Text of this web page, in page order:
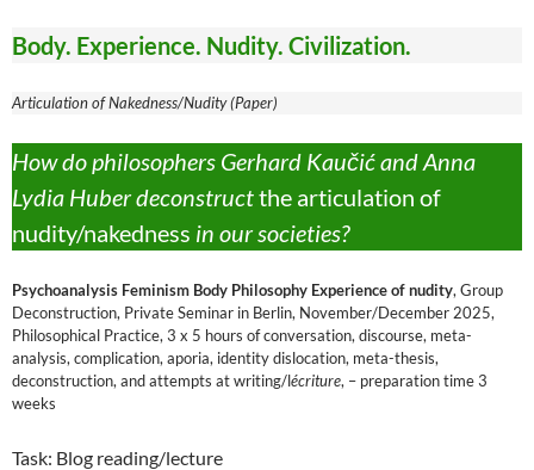
Body. Experience. Nudity. Civilization.
Articulation of Nakedness/Nudity (Paper)
How do philosophers Gerhard Kaučić and Anna
Lydia Huber deconstructthe articulation of
nudity/nakedness in our societies?
Psychoanalysis Feminism Body Philosophy Experience of nudity, Group
Deconstruction, Private Seminar in Berlin, November/December 2025,
Philosophical Practice, 3 x 5 hours of conversation, discourse, meta-
analysis, complication, aporia, identity dislocation, meta-thesis,
deconstruction, and attempts at writing/lécriture, – preparation time 3
weeks
Task: Blog reading/lecture